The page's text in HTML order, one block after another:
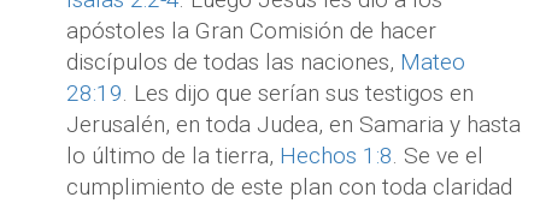
apóstoles la Gran Comisión de hacer
discípulos de todas las naciones, Mateo
28:19. Les dijo que serían sus testigos en
Jerusalén, en toda Judea, en Samaria y hasta
lo último de la tierra, Hechos 1:8. Se ve el
cumplimiento de este plan con toda claridad